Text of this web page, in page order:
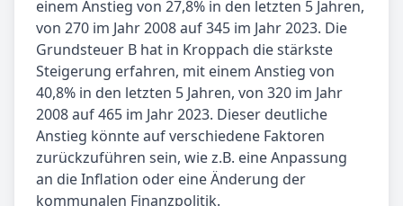
einem Anstieg von 27,8% in den letzten 5 Jahren,
von 270 im Jahr 2008 auf 345 im Jahr 2023. Die
Grundsteuer B hat in Kroppach die stärkste
Steigerung erfahren, mit einem Anstieg von
40,8% in den letzten 5 Jahren, von 320 im Jahr
2008 auf 465 im Jahr 2023. Dieser deutliche
Anstieg könnte auf verschiedene Faktoren
zurückzuführen sein, wie z.B. eine Anpassung
an die Inflation oder eine Änderung der
kommunalen Finanzpolitik.